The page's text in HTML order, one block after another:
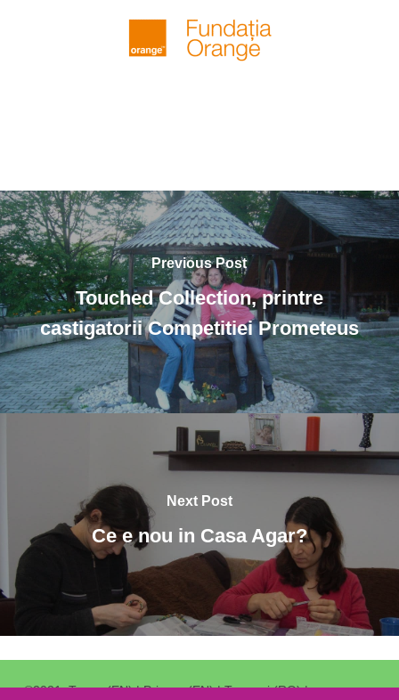
Previous Post
Touched Collection, printre
castigatorii Competitiei Prometeus
Next Post
Ce e nou in Casa Agar?
©2021.Terms (EN)|Privacy (EN)|Termeni (RO)|